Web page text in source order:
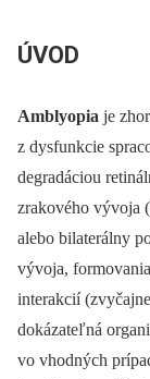
ÚVOD
Amblyopia je
z dysfunkcie
degradáciou
zrakového vývoja
alebo bilaterálny
vývoja,
interakcií
dokázateľná
vo vhodných